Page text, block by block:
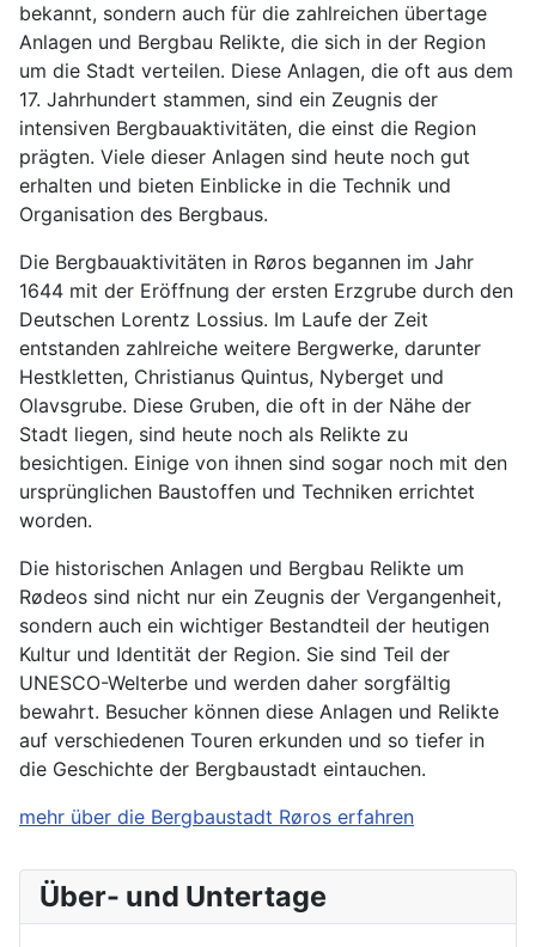
bekannt, sondern auch für die zahlreichen übertage
Anlagen und Bergbau Relikte, die sich in der Region
um die Stadt verteilen. Diese Anlagen, die oft aus dem
17. Jahrhundert stammen, sind ein Zeugnis der
intensiven Bergbauaktivitäten, die einst die Region
prägten. Viele dieser Anlagen sind heute noch gut
erhalten und bieten Einblicke in die Technik und
Organisation des Bergbaus.
Die Bergbauaktivitäten in Røros begannen im Jahr
1644 mit der Eröffnung der ersten Erzgrube durch den
Deutschen Lorentz Lossius. Im Laufe der Zeit
entstanden zahlreiche weitere Bergwerke, darunter
Hestkletten, Christianus Quintus, Nyberget und
Olavsgrube. Diese Gruben, die oft in der Nähe der
Stadt liegen, sind heute noch als Relikte zu
besichtigen. Einige von ihnen sind sogar noch mit den
ursprünglichen Baustoffen und Techniken errichtet
worden.
Die historischen Anlagen und Bergbau Relikte um
Rødeos sind nicht nur ein Zeugnis der Vergangenheit,
sondern auch ein wichtiger Bestandteil der heutigen
Kultur und Identität der Region. Sie sind Teil der
UNESCO-Welterbe und werden daher sorgfältig
bewahrt. Besucher können diese Anlagen und Relikte
auf verschiedenen Touren erkunden und so tiefer in
die Geschichte der Bergbaustadt eintauchen.
mehr über die Bergbaustadt Røros erfahren
Über- und Untertage